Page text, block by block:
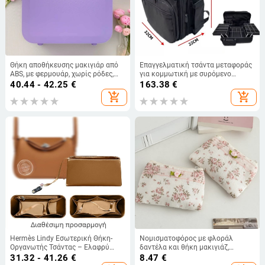
Θήκη αποθήκευσης μακιγιάρ από
ABS, με φερμουάρ, χωρίς ρόδες,
700 g, με συνδυαστικό κλείδωμα
40.44 - 42.25 €
add_shopping_cart
Επαγγελματική τσάντα μεταφοράς
για κομμωτική με συρόμενο
συρτάρι και ρυθμιζόμενους
διαχωριστές, Oxford ύφασμα,
Unisex, φερμουάρ
163.38 €
add_shopping_cart
Hermès Lindy Εσωτερική Θήκη-
Οργανωτής Τσάντας – Ελαφρύ
Οργανωτής Βελούδο με Μεταξωτή
31.32 - 41.26 €
Νομισματοφόρος με φλοράλ
δαντέλα και θήκη μακιγιάζ,
ελαφρύ πολυεστέρας, μοτίβο
8.47 €